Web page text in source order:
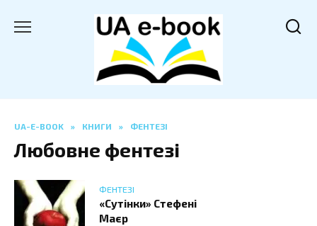
UA-E-BOOK » КНИГИ » ФЕНТЕЗІ
Любовне фентезі
ФЕНТЕЗІ
«Сутінки» Стефені
Маєр